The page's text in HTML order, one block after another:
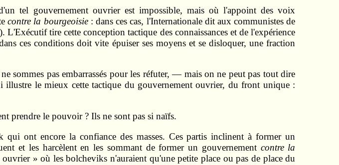
tel gouvernement ouvrier est impossible, mais où l'appoint des voix
contre la bourgeoisie: dans ces cas, l'Internationale dit aux communistes de
tire cette conception tactique des connaissances et de l'expérience
ces conditions doit vite épuiser ses moyens et se disloquer, une fraction
sommes pas embarrassés pour les réfuter, — mais on ne peut pas tout dire
le mieux cette tactique du gouvernement ouvrier, du front unique :
prendre le pouvoir ? Ils ne sont pas si naïfs.
ont encore la confiance des masses. Ces partis inclinent à former un
et les harcèlent en les sommant de former un gouvernement contre la
» où les bolcheviks n'auraient qu'une petite place ou pas de place du